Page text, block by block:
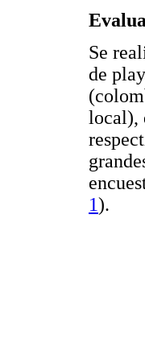
Se
de
local),
1).